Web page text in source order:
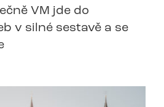
VM jde do
v silné sestavě a se